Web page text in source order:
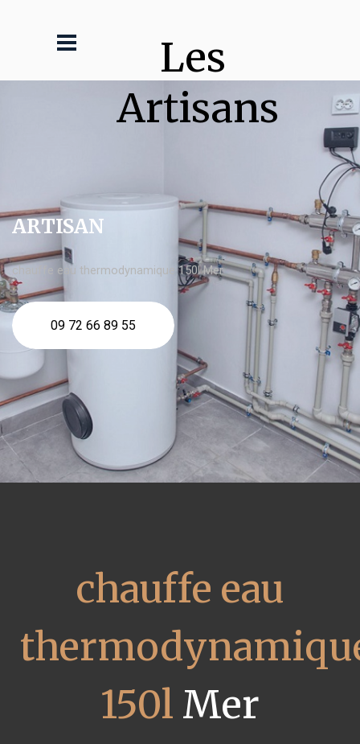
Les
Artisans
ARTISAN
chauffe eau thermodynamique 150l Mer
09 72 66 89 55
chauffe eau
150l Mer